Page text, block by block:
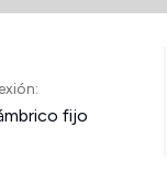
fijo